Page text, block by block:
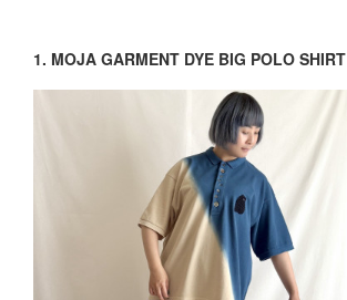
1. MOJA GARMENT DYE BIG POLO SHIRT